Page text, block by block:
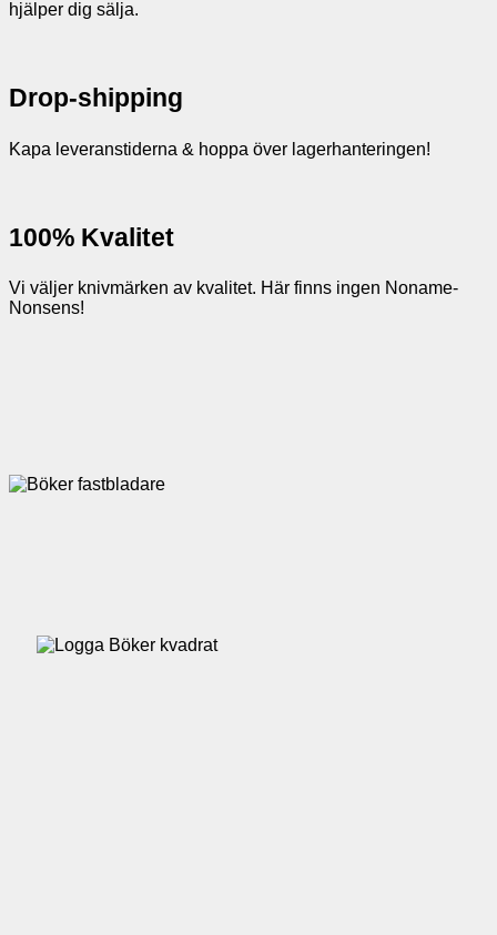
hjälper dig sälja.
Drop-shipping
Kapa leveranstiderna & hoppa över lagerhanteringen!
100% Kvalitet
Vi väljer knivmärken av kvalitet. Här finns ingen Noname-
Nonsens!